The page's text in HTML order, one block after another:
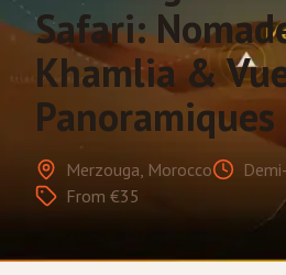
Safari:
Khamlia &
Panoramiques
Merzouga, Morocco
From €35